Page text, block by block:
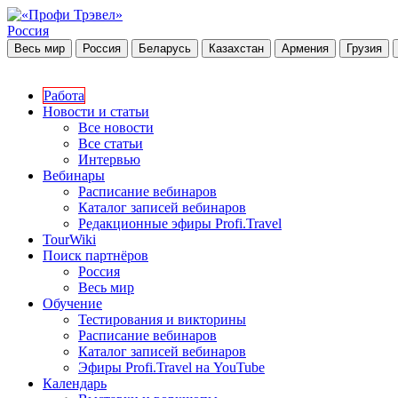
Россия
Весь мир Россия Беларусь Казахстан Армения Грузия
Работа
Новости и статьи
Все новости
Все статьи
Интервью
Вебинары
Расписание вебинаров
Каталог записей вебинаров
Редакционные эфиры Profi.Travel
TourWiki
Поиск партнёров
Россия
Весь мир
Обучение
Тестирования и викторины
Расписание вебинаров
Каталог записей вебинаров
Эфиры Profi.Travel на YouTube
Календарь